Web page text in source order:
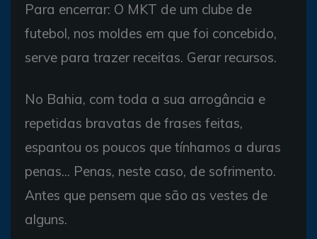
Para encerrar: O MKT de um clube de
futebol, nos moldes em que foi concebido,
serve para trazer receitas. Gerar recursos.
No Bahia, com toda a sua arrogância e
repetidas bravatas de frases feitas,
espantou os poucos que tínhamos a duras
penas... Penas, neste caso, de sofrimento.
Antes que pensem que são as vestes de
alguns.